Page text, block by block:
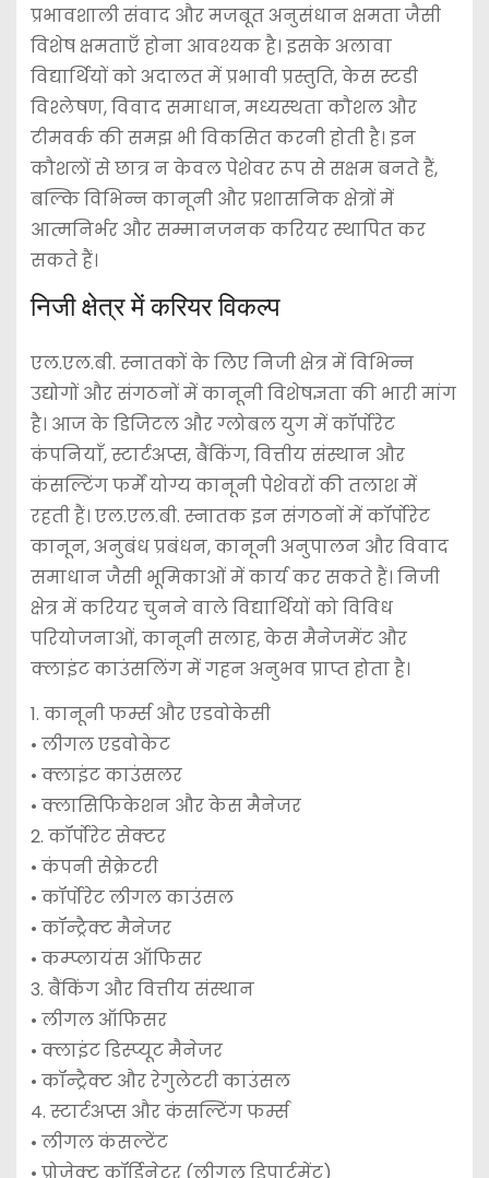
प्रभावशाली संवाद और मजबूत अनुसंधान क्षमता जैसी
विशेष क्षमताएँ होना आवश्यक है। इसके अलावा
विद्यार्थियों को अदालत में प्रभावी प्रस्तुति, केस स्टडी
विश्लेषण, विवाद समाधान, मध्यस्थता कौशल और
टीमवर्क की समझ भी विकसित करनी होती है। इन
कौशलों से छात्र न केवल पेशेवर रूप से सक्षम बनते हैं,
बल्कि विभिन्न कानूनी और प्रशासनिक क्षेत्रों में
आत्मनिर्भर और सम्मानजनक करियर स्थापित कर
सकते हैं।
निजी क्षेत्र में करियर विकल्प
एल.एल.बी. स्नातकों के लिए निजी क्षेत्र में विभिन्न
उद्योगों और संगठनों में कानूनी विशेषज्ञता की भारी मांग
है। आज के डिजिटल और ग्लोबल युग में कॉर्पोरेट
कंपनियाँ, स्टार्टअप्स, बैंकिंग, वित्तीय संस्थान और
कंसल्टिंग फर्में योग्य कानूनी पेशेवरों की तलाश में
रहती हैं। एल.एल.बी. स्नातक इन संगठनों में कॉर्पोरेट
कानून, अनुबंध प्रबंधन, कानूनी अनुपालन और विवाद
समाधान जैसी भूमिकाओं में कार्य कर सकते हैं। निजी
क्षेत्र में करियर चुनने वाले विद्यार्थियों को विविध
परियोजनाओं, कानूनी सलाह, केस मैनेजमेंट और
क्लाइंट काउंसलिंग में गहन अनुभव प्राप्त होता है।
1. कानूनी फर्म्स और एडवोकेसी
• लीगल एडवोकेट
• क्लाइंट काउंसलर
• क्लासिफिकेशन और केस मैनेजर
2. कॉर्पोरेट सेक्टर
• कंपनी सेक्रेटरी
• कॉर्पोरेट लीगल काउंसल
• कॉन्ट्रैक्ट मैनेजर
• कम्प्लायंस ऑफिसर
3. बैंकिंग और वित्तीय संस्थान
• लीगल ऑफिसर
• क्लाइंट डिस्प्यूट मैनेजर
• कॉन्ट्रैक्ट और रेगुलेटरी काउंसल
4. स्टार्टअप्स और कंसल्टिंग फर्म्स
• लीगल कंसल्टेंट